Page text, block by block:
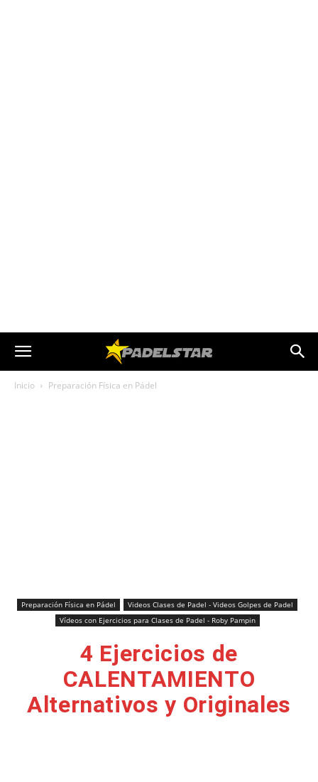
Inicio Preparación Física en Pádel
Preparación Física en Pádel
Videos Clases de Padel - Videos Golpes de Padel
Vídeos con Ejercicios para Clases de Padel - Roby Pampin
4 Ejercicios de
CALENTAMIENTO
Alternativos y Originales